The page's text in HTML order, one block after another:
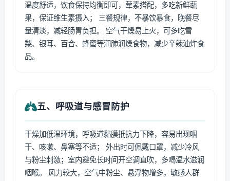
温度舒适，饮食保持均衡即可，荤素搭配，多吃新鲜蔬
果，保证维生素摄入； 三餐规律，不暴饮暴食，晚餐尽
量清淡，减轻肠胃负担。 空气干燥易上火，可多吃雪
梨、银耳、百合、蜂蜜等润肺润燥食物，减少辛辣油炸食
品。
五、呼吸道与感冒防护
干燥加低温环境，呼吸道黏膜抵抗力下降，容易出现咽
干、咳嗽、鼻塞等不适； 外出时可佩戴口罩，减少冷风
与粉尘刺激；室内避免长时间开空调直吹，多喝温水滋润
咽喉。 风力较大，空气中粉尘、悬浮物增多，敏感人群